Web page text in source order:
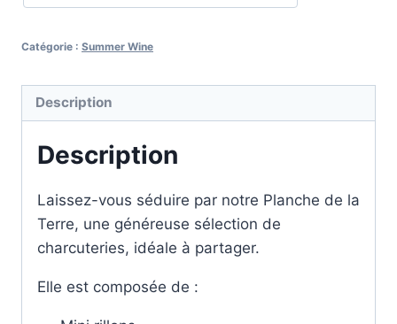
Catégorie : Summer Wine
Description
Description
Laissez-vous séduire par notre Planche de la
Terre, une généreuse sélection de
charcuteries, idéale à partager.
Elle est composée de :